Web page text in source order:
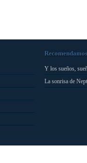
Recomendamos
Y los sueños,
La sonrisa de